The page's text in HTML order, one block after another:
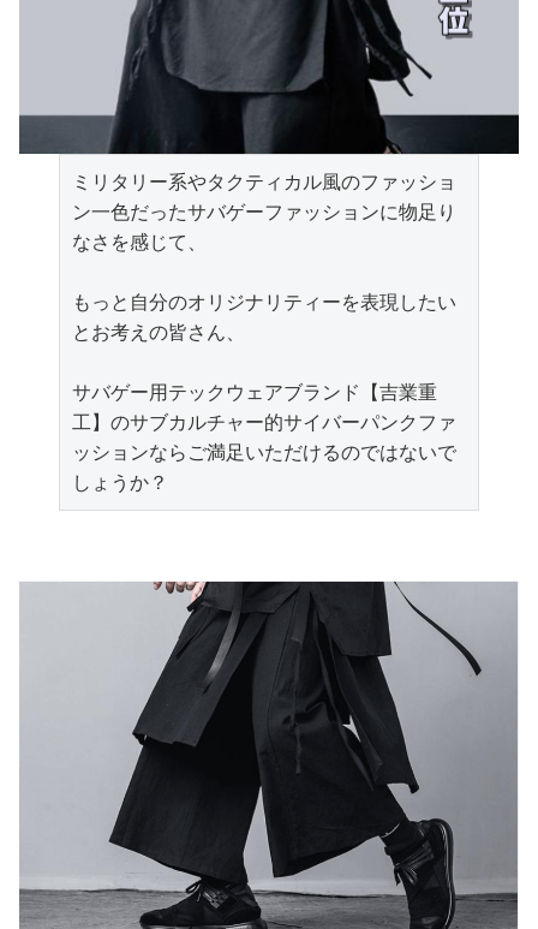
ミリタリー系やタクティカル風のファッショ
ン一色だったサバゲーファッションに物足り
なさを感じて、
もっと自分のオリジナリティーを表現したい
とお考えの皆さん、
サバゲー用テックウェアブランド【吉業重
工】のサブカルチャー的サイバーパンクファ
ッションならご満足いただけるのではないで
しょうか？